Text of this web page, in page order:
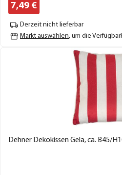
7,49 €
Derzeit nicht lieferbar
Markt auswählen, um die
Dehner Dekokissen Gela, ca. B45/